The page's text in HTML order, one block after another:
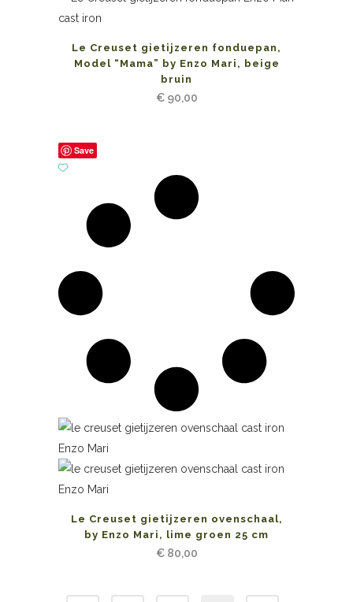
Le Creuset gietijzeren fonduepan,
Model “Mama” by Enzo Mari, beige
bruin
€90,00
Save
Le Creuset gietijzeren ovenschaal,
by Enzo Mari, lime groen 25 cm
€80,00